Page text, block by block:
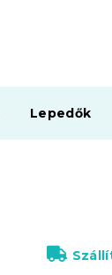
Lepedők